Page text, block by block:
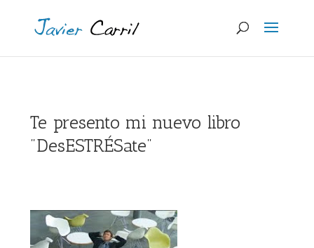
Te presento mi nuevo libro
"DesESTRÉSate"